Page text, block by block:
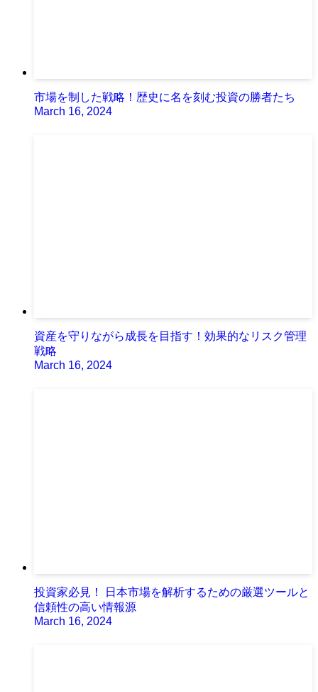
市場を制した戦略！歴史に名を刻む投資の勝者たち
March 16, 2024
資産を守りながら成長を目指す！効果的なリスク管理
戦略
March 16, 2024
投資家必見！ 日本市場を解析するための厳選ツールと
信頼性の高い情報源
March 16, 2024